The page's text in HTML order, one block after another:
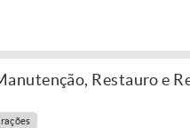
Restauro e